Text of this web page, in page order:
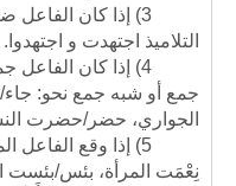
3) إذا كان
التلاميذ اجتهدت و اجتهدوا.
إذا كان الفاعل
جمع أو شبه جمع نحو:
الجواري، حضر/حضرت
5) إذا وقع الفاعل
نِعْمَت المرأة، بئس/بئست